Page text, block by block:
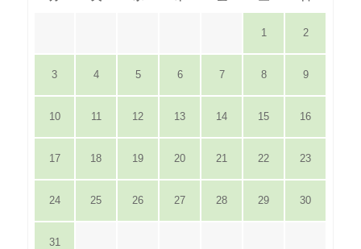
1 2
3 4 5 6 7 8 9
10 11 12 13 14 15 16
17 18 19 20 21 22 23
24 25 26 27 28 29 30
31